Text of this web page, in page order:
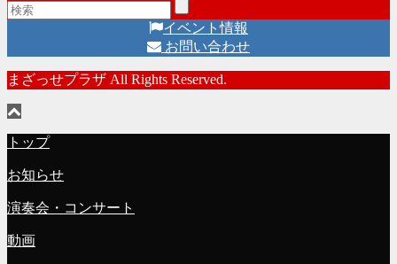
イベント情報
お問い合わせ
まざっせプラザ All Rights Reserved.
トップ
お知らせ
演奏会・コンサート
動画